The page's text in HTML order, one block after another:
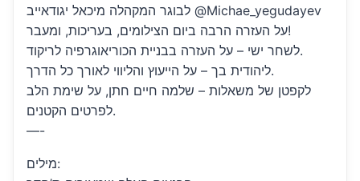
לבוגר המקהלה מיכאל יגודאייב @Michae_yegudayev
על העזרה הרבה ביום הצילומים, בעריכות, ומעבר!
לשחר ישי – על העזרה בבניית הכוריאוגרפיה לריקוד.
ליהודית בך – על הייעוץ והליווי לאורך כל הדרך.
לקפטן של משאלות – שלמה חיים חתן, על שימת הלב
לפרטים הקטנים.
—-
מילים: